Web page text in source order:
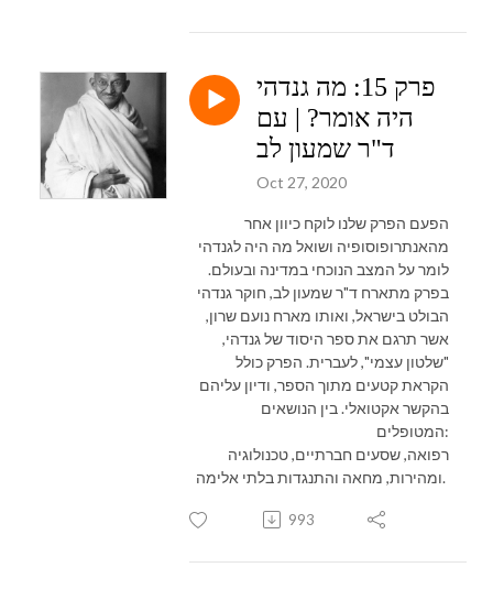
פרק 15: מה גנדהי
היה אומר? | עם
ד"ר שמעון לב
Oct 27, 2020
הפעם הפרק שלנו לוקח כיוון אחר
מהאנתרופוסופיה ושואל מה היה לגנדהי
לומר על המצב הנוכחי במדינה ובעולם.
בפרק מתארח ד"ר שמעון לב, חוקר גנדהי
הבולט בישראל, ואותו מארח נועם שרון,
אשר תרגם את ספר היסוד של גנדהי,
"שלטון עצמי", לעברית. הפרק כולל
הקראת קטעים מתוך הספר, ודיון עליהם
בהקשר אקטואלי. בין הנושאים
המטופלים:
רפואה, שסעים חברתיים, טכנולוגיה
ומהירות, מחאה והתנגדות בלתי אלימה.
993